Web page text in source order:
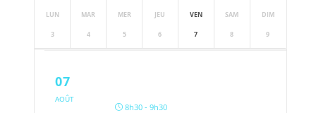
LUN
3
MAR
4
MER
5
JEU
6
VEN
7
SAM
8
DIM
9
07
AOÛT
8h30 - 9h30